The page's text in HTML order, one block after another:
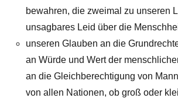
bewahren, die zweimal zu unseren
unsagbares Leid über die
unseren Glauben an die
an Würde und Wert der
an die Gleichberechtigung von
von allen Nationen, ob groß oder